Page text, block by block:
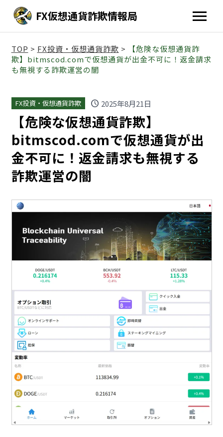
FX仮想通貨詐欺情報局
TOP > FX投資・仮想通貨詐欺 >
【危険な仮想通貨詐
欺】bitmscod.comで仮想通貨が出金不可に！返金請求
も無視する詐欺運営の闇
FX投資・仮想通貨詐欺 schedule 2025年8月21日
【危険な仮想通貨詐欺】
bitmscod.comで仮想通貨が出
金不可に！返金請求も無視する
詐欺運営の闇